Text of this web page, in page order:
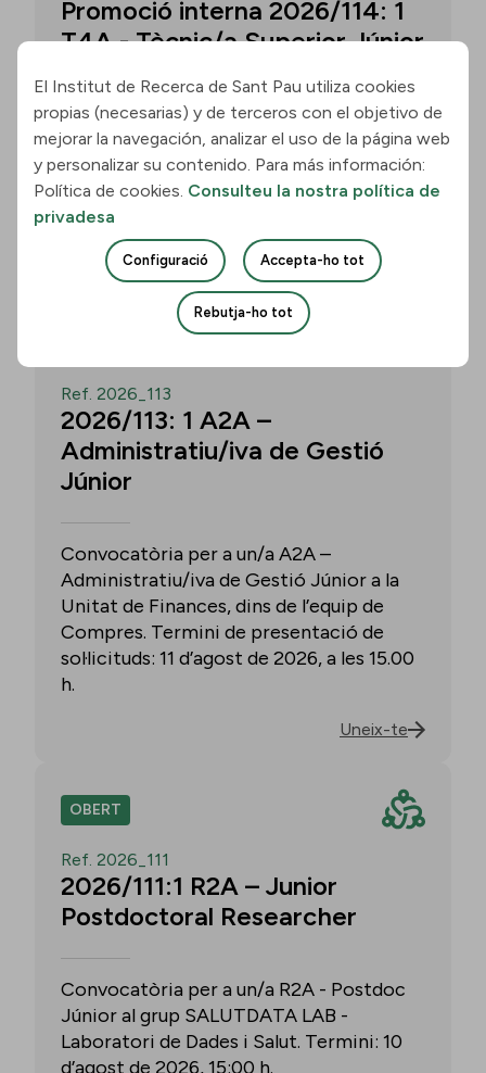
Promoció interna 2026/114: 1
T4A - Tècnic/a Superior Júnior
Convocatòria per a un/a T4A - Tècnic/a
Superior Júnior al grup Neurobiologia de
les Demències - Multilingual Aphasia &
Dementia Research Lab. Termini: 11
d’agost de 2026, 15.00 h.
Uneix-te
Ref. 2026_113
2026/113: 1 A2A –
Administratiu/iva de Gestió
Júnior
Convocatòria per a un/a A2A –
Administratiu/iva de Gestió Júnior a la
Unitat de Finances, dins de l’equip de
Compres. Termini de presentació de
sol·licituds: 11 d’agost de 2026, a les 15.00
h.
Uneix-te
OBERT
Ref. 2026_111
2026/111:1 R2A – Junior
Postdoctoral Researcher
Convocatòria per a un/a R2A - Postdoc
Júnior al grup SALUTDATA LAB -
Laboratori de Dades i Salut. Termini: 10
d’agost de 2026, 15:00 h.
El Institut de Recerca de Sant Pau utiliza cookies
propias (necesarias) y de terceros con el objetivo de
mejorar la navegación, analizar el uso de la página web
y personalizar su contenido. Para más información:
Política de cookies. Consulteu la nostra política de
privadesa
Configuració Accepta-ho tot
Rebutja-ho tot